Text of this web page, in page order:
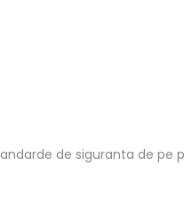
de siguranta de pe